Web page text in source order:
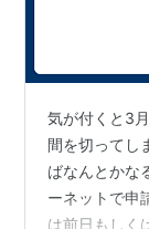
気が付くと3
間を切ってし
ばなんとかな
ーネットで申
は前日もしく